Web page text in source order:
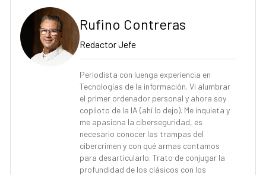
Rufino Contreras
Redactor Jefe
Periodista con luenga experiencia en
Tecnologías de la información. Vi alumbrar
el primer ordenador personal y ahora soy
copiloto de la IA (ahí lo dejo). Me inquieta y
me apasiona la ciberseguridad, es
necesario conocer las trampas del
cibercrimen y con qué armas contamos
para desarticularlo. Trato de conjugar la
profundidad de los clásicos con los